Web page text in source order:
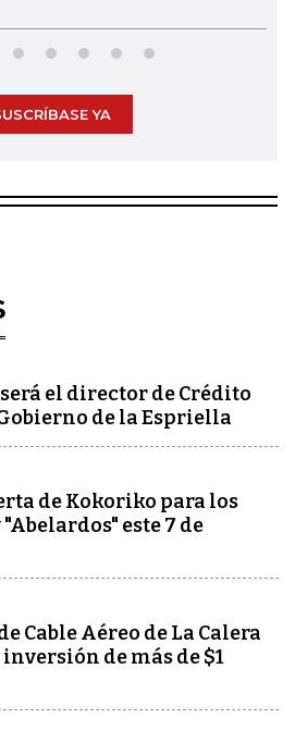
YA
el director de Crédito
de la Espriella
de Kokoriko para los
"Abelardos" este 7 de
Cable Aéreo de La Calera
de más de $1